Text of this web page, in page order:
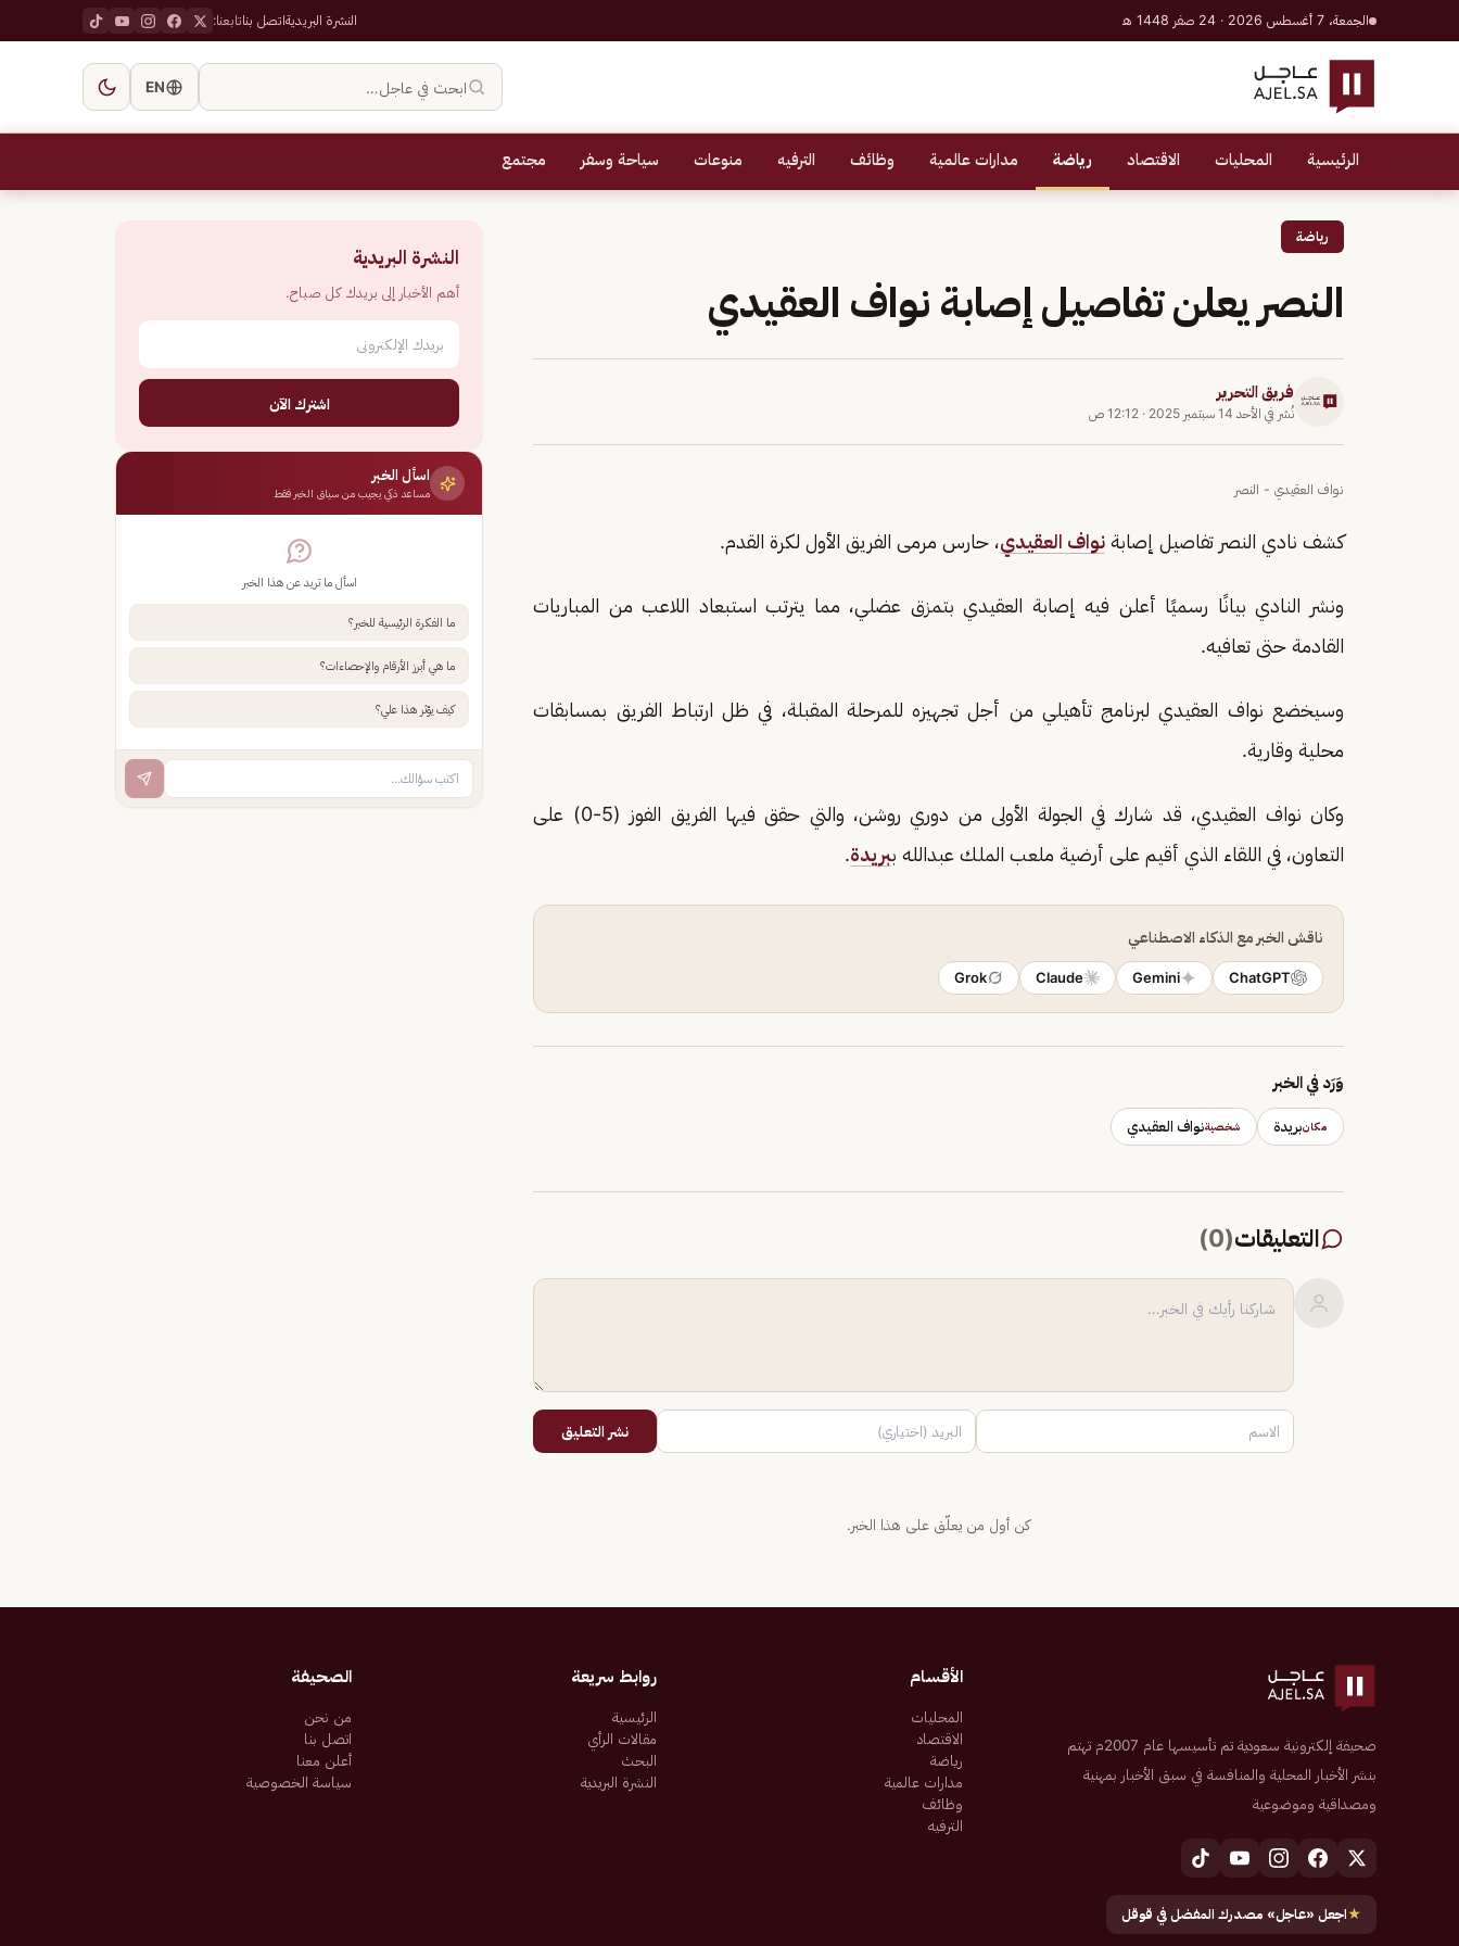
الجمعة، 7 أغسطس 2026 · 24 صفر 1448 هـ النشرة البريديةاتصل بناتابعنا:
ابحث في عاجل… EN
الرئيسية المحليات الاقتصاد رياضة مدارات عالمية وظائف الترفيه منوعات سياحة وسفر مجتمع
رياضة
النصر يعلن تفاصيل إصابة نواف العقيدي
فريق التحرير
نُشر في الأحد 14 سبتمبر 2025 · 12:12 ص
نواف العقيدي - النصر
كشف نادي النصر تفاصيل إصابة نواف العقيدي، حارس مرمى الفريق الأول لكرة القدم.
ونشر النادي بيانًا رسميًا أعلن فيه إصابة العقيدي بتمزق عضلي، مما يترتب استبعاد اللاعب من المباريات
القادمة حتى تعافيه.
وسيخضع نواف العقيدي لبرنامج تأهيلي من أجل تجهيزه للمرحلة المقبلة، في ظل ارتباط الفريق بمسابقات
محلية وقارية.
وكان نواف العقيدي، قد شارك في الجولة الأولى من دوري روشن، والتي حقق فيها الفريق الفوز (5-0) على
التعاون، في اللقاء الذي أقيم على أرضية ملعب الملك عبدالله ببريدة.
ناقش الخبر مع الذكاء الاصطناعي
ChatGPT
Gemini
Claude
Grok
وَرَد في الخبر
مكانبريدة شخصيةنواف العقيدي
التعليقات(
0
)
نشر التعليق
كن أول من يعلّق على هذا الخبر.
النشرة البريدية
أهم الأخبار إلى بريدك كل صباح.
اشترك الآن
اسأل الخبر
مساعد ذكي يجيب من سياق الخبر فقط
اسأل ما تريد عن هذا الخبر
ما الفكرة الرئيسية للخبر؟
ما هي أبرز الأرقام والإحصاءات؟
كيف يؤثر هذا علي؟
صحيفة إلكترونية سعودية تم تأسيسها عام 2007م تهتم
بنشر الأخبار المحلية والمنافسة في سبق الأخبار بمهنية
ومصداقية وموضوعية
★اجعل «عاجل» مصدرك المفضل في قوقل
الأقسام
المحليات
الاقتصاد
رياضة
مدارات عالمية
وظائف
الترفيه
روابط سريعة
الرئيسية
مقالات الرأي
البحث
النشرة البريدية
الصحيفة
من نحن
اتصل بنا
أعلن معنا
سياسة الخصوصية